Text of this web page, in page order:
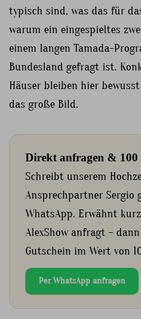
typisch sind, was das für
warum ein eingespieltes
einem langen Tamada-
Bundesland gefragt ist.
Häuser bleiben hier
das große Bild.
Direkt anfragen & 100
Schreibt unserem
Ansprechpartner Sergio
WhatsApp. Erwähnt
AlexShow anfragt –
Gutschein im Wert von
Per WhatsApp anfragen